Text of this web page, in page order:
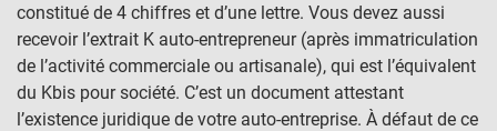
constitué de 4 chiffres et d’une lettre. Vous devez aussi
recevoir l’extrait K auto-entrepreneur (après immatriculation
de l’activité commerciale ou artisanale), qui est l’équivalent
du Kbis pour société. C’est un document attestant
l’existence juridique de votre auto-entreprise. À défaut de ce